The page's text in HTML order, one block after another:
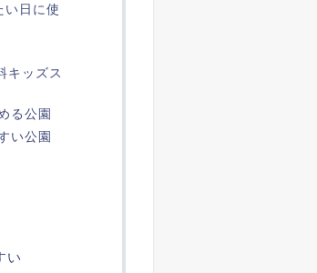
い日に使
キッズス
る公園
い公園
い